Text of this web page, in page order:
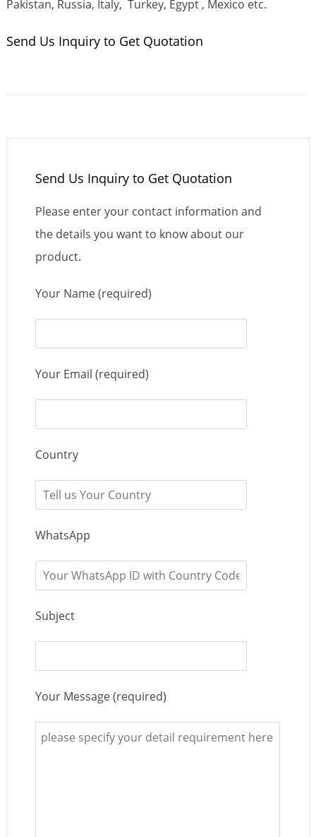
Pakistan, Russia, Italy, Turkey, Egypt , Mexico etc.
Send Us Inquiry to Get Quotation
Send Us Inquiry to Get Quotation
Please enter your contact information and
the details you want to know about our
product.
Your Name (required)
Your Email (required)
Country
WhatsApp
Subject
Your Message (required)